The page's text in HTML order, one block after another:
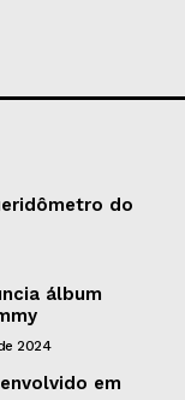
do
álbum
2024
em